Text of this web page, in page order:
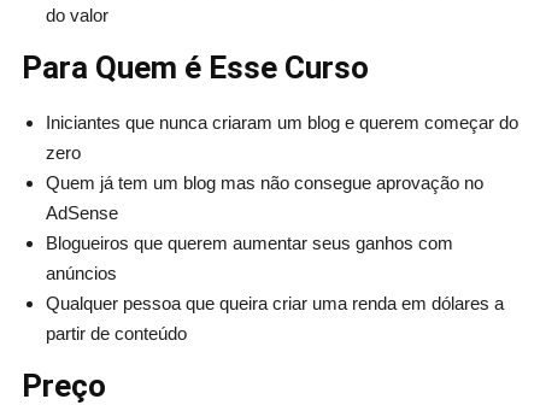
do valor
Para Quem é Esse Curso
Iniciantes que nunca criaram um blog e querem começar do
zero
Quem já tem um blog mas não consegue aprovação no
AdSense
Blogueiros que querem aumentar seus ganhos com
anúncios
Qualquer pessoa que queira criar uma renda em dólares a
partir de conteúdo
Preço